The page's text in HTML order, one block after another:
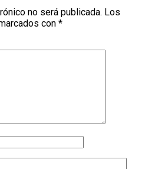
no será publicada. Los
con *